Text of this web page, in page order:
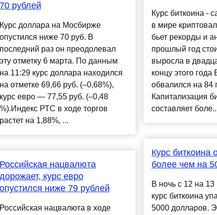
70 рублей
Курс доллара на Мосбирже
опустился ниже 70 руб. В
последний раз он преодолевал
эту отметку 6 марта. По данным
на 11:29 курс доллара находился
на отметке 69,66 руб. (–0,68%),
курс евро — 77,55 руб. (–0,48
%).Индекс РТС в ходе торгов
растет на 1,88%, ...
Российская нацвалюта
дорожает, курс евро
опустился ниже 79 рублей
Российская нацвалюта в ходе
Курс биткоина -
в мире
бьет рекорды и
прошлый год
выросла в
концу этого года
обвалился на 84
Капитализация
составляет
Курс биткоина
более чем на
В ночь с 12 на
курс биткоина
5000 долларов.